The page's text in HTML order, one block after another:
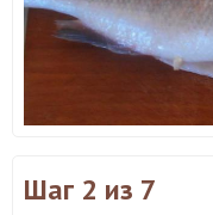
Шаг 2 из 7